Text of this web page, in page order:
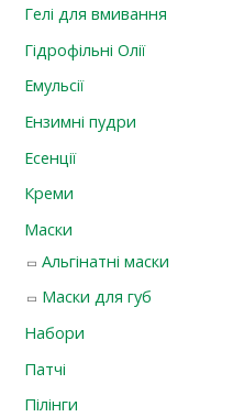
Гелі для вмивання
Гідрофільні Олії
Емульсії
Ензимні пудри
Есенції
Креми
Маски
Альгінатні маски
Маски для губ
Набори
Патчі
Пілінги